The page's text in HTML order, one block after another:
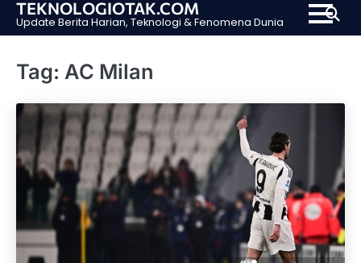
SkipTEKNOLOGIOTAK.COM
Update Berita Harian, Teknologi & Fenomena Dunia
Tag: AC Milan